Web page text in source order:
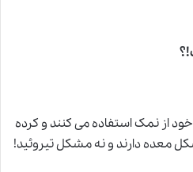
از نمک استفاده می کنند و کرده
معده دارند و نه مشکل تیروئید!